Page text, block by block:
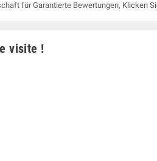
für Garantierte Bewertungen, Klicken
visite !